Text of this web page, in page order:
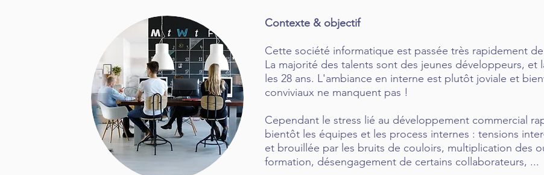
Contexte & objectif
Cette société informatique est passée très rapidement
La majorité des talents sont des jeunes développeurs, et
les 28 ans. L'ambiance en interne est plutôt joviale et
conviviaux ne manquent pas !
Cependant le stress lié au développement commercial
bientôt les équipes et les process internes : tensions
et brouillée par les bruits de couloirs, multiplication des
formation, désengagement de certains collaborateurs, ...